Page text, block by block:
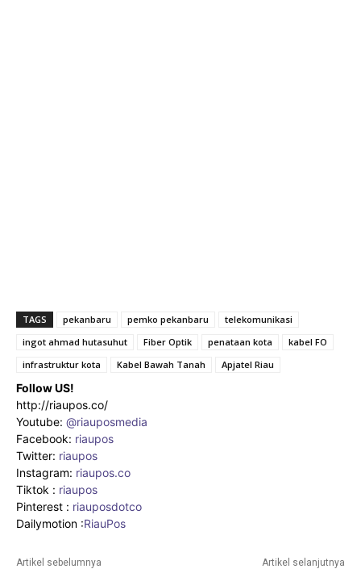
TAGS pekanbaru pemko pekanbaru
telekomunikasi
ingot ahmad hutasuhut
Fiber Optik penataan kota
kabel FO
infrastruktur kota
Kabel Bawah Tanah Apjatel Riau
Follow US!
http://riaupos.co/
Youtube: @riauposmedia
Facebook: riaupos
Twitter: riaupos
Instagram: riaupos.co
Tiktok : riaupos
Pinterest : riauposdotco
Dailymotion :RiauPos
Artikel sebelumnya Artikel selanjutnya